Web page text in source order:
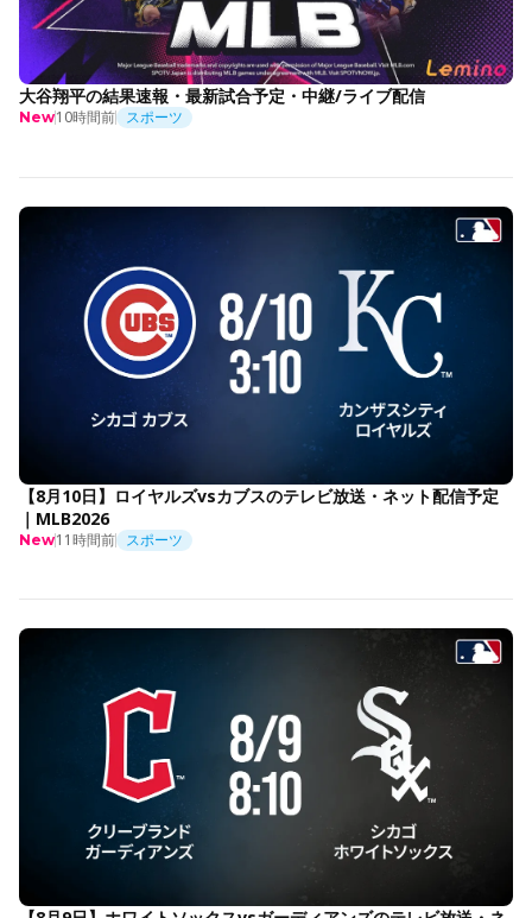
大谷翔平の結果速報・最新試合予定・中継/ライブ配信
New10時間前 スポーツ
【8月10日】ロイヤルズvsカブスのテレビ放送・ネット配信予定
｜MLB2026
New11時間前 スポーツ